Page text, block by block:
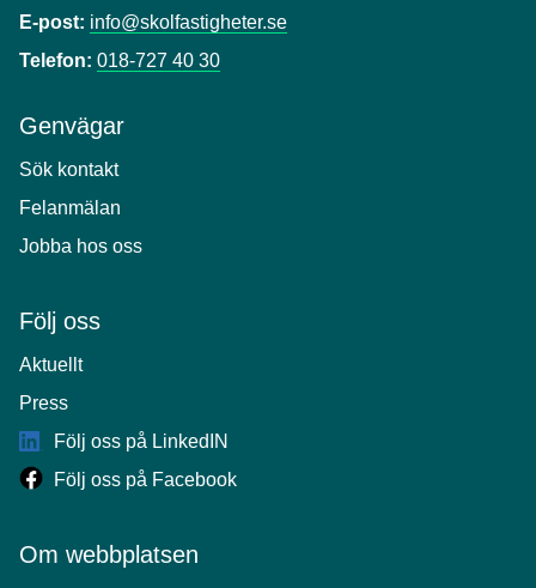
E-post: info@skolfastigheter.se
Telefon: 018-727 40 30
Genvägar
Sök kontakt
Felanmälan
Jobba hos oss
Följ oss
Aktuellt
Press
Följ oss på LinkedIN
Följ oss på Facebook
Om webbplatsen